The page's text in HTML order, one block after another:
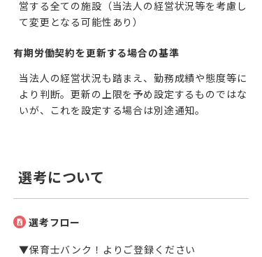
営する全ての施設（当法人の経営状況等を考慮し
て変更となる可能性あり）
有期労働契約を更新する場合の基準
当法人の経営状況も踏まえ、勤務成績や態度等に
より判断。更新の上限を予め設定するものではな
いが、これを設定する場合は別途通知。
選考について
選考フロー
▼保育士バンク！よりご登録ください